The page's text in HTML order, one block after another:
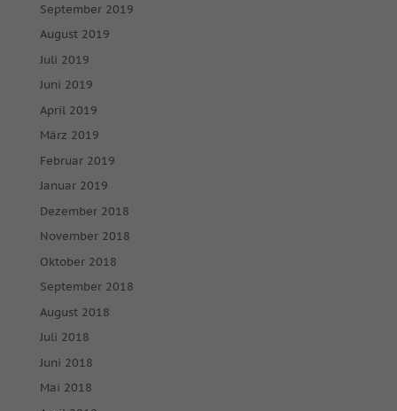
September 2019
August 2019
Juli 2019
Juni 2019
April 2019
März 2019
Februar 2019
Januar 2019
Dezember 2018
November 2018
Oktober 2018
September 2018
August 2018
Juli 2018
Juni 2018
Mai 2018